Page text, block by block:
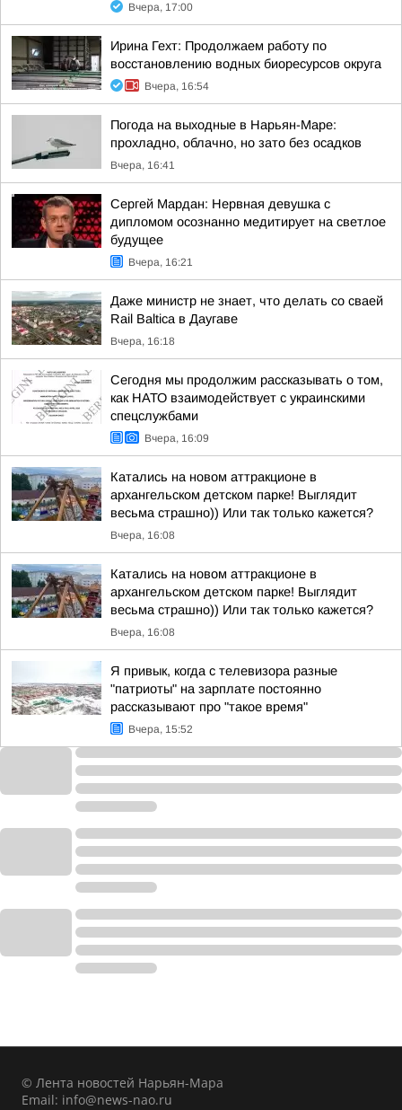
Вчера, 17:00
Ирина Гехт: Продолжаем работу по
восстановлению водных биоресурсов округа
Вчера, 16:54
Погода на выходные в Нарьян-Маре:
прохладно, облачно, но зато без осадков
Вчера, 16:41
Сергей Мардан: Нервная девушка с
дипломом осознанно медитирует на светлое
будущее
Вчера, 16:21
Даже министр не знает, что делать со сваей
Rail Baltica в Даугаве
Вчера, 16:18
Сегодня мы продолжим рассказывать о том,
как НАТО взаимодействует с украинскими
спецслужбами
Вчера, 16:09
Катались на новом аттракционе в
архангельском детском парке! Выглядит
весьма страшно)) Или так только кажется?
Вчера, 16:08
Катались на новом аттракционе в
архангельском детском парке! Выглядит
весьма страшно)) Или так только кажется?
Вчера, 16:08
Я привык, когда с телевизора разные
"патриоты" на зарплате постоянно
рассказывают про "такое время"
Вчера, 15:52
© Лента новостей Нарьян-Мара
Email: info@news-nao.ru